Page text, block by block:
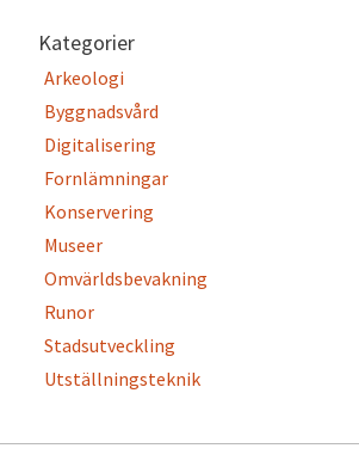
Kategorier
Arkeologi
Byggnadsvård
Digitalisering
Fornlämningar
Konservering
Museer
Omvärldsbevakning
Runor
Stadsutveckling
Utställningsteknik